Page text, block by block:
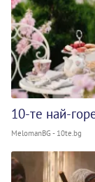
10-те най-
MelomanBG - 10te.bg